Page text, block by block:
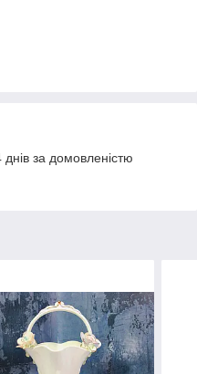
за домовленістю